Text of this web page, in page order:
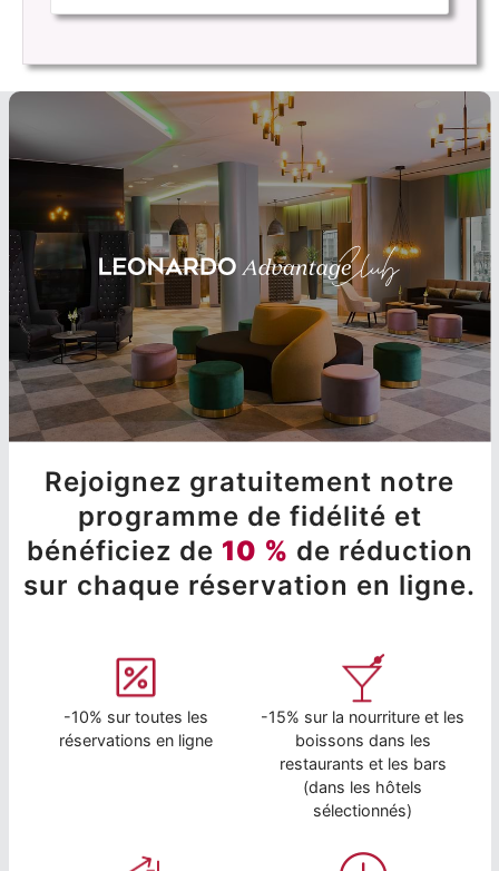
Rejoignez gratuitement notre
programme de fidélité et
bénéficiez de 10 % de réduction
sur chaque réservation en ligne.
-10% sur toutes les
réservations en ligne
-15% sur la nourriture et les
boissons dans les
restaurants et les bars
(dans les hôtels
sélectionnés)